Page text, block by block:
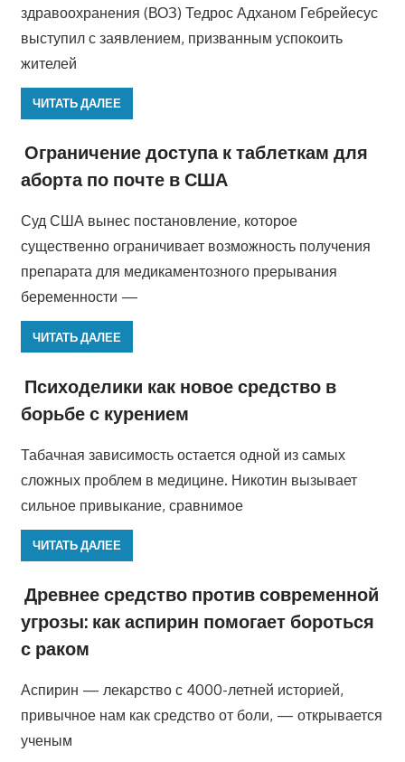
здравоохранения (ВОЗ) Тедрос Адханом Гебрейесус
выступил с заявлением, призванным успокоить
жителей
ЧИТАТЬ ДАЛЕЕ
Ограничение доступа к таблеткам для
аборта по почте в США
Суд США вынес постановление, которое
существенно ограничивает возможность получения
препарата для медикаментозного прерывания
беременности —
ЧИТАТЬ ДАЛЕЕ
Психоделики как новое средство в
борьбе с курением
Табачная зависимость остается одной из самых
сложных проблем в медицине. Никотин вызывает
сильное привыкание, сравнимое
ЧИТАТЬ ДАЛЕЕ
Древнее средство против современной
угрозы: как аспирин помогает бороться
с раком
Аспирин — лекарство с 4000-летней историей,
привычное нам как средство от боли, — открывается
ученым